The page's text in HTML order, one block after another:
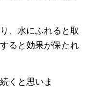
、水にふれると取
ると効果が保たれ
くと思いま